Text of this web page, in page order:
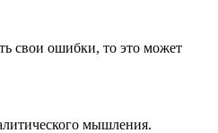
свои ошибки, то это может
мышления.